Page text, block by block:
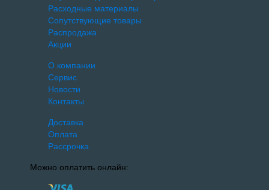
Расходные материалы
Сопутствующие товары
Распродажа
Акции
О компании
Сервис
Новости
Контакты
Доставка
Оплата
Рассрочка
Можно оплатить онлайн: